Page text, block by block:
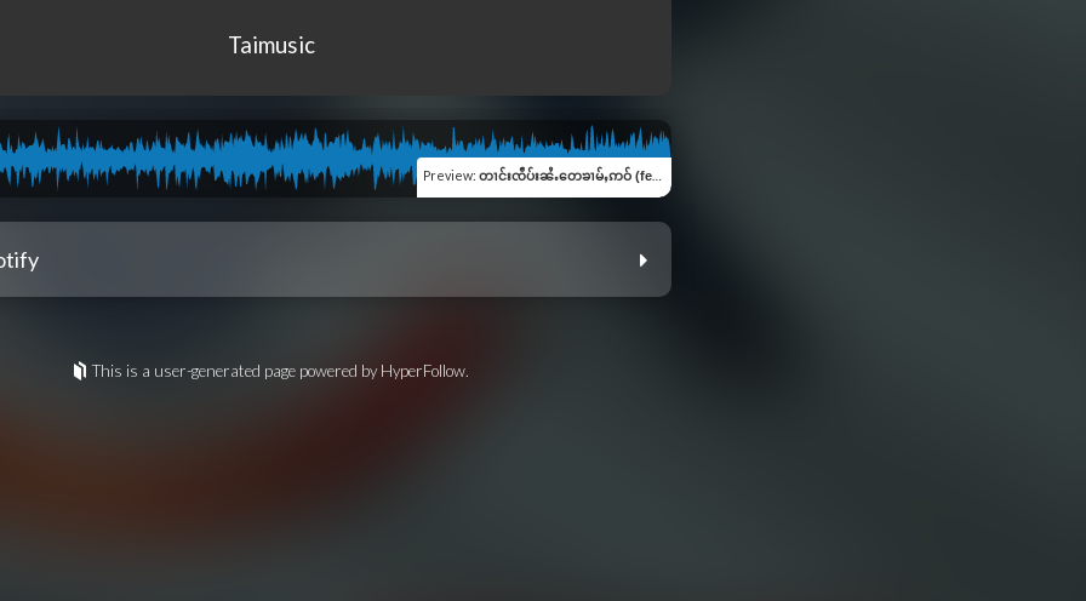
Taimusic
Preview: တၢင်းၸဵပ်းၼႆႉတေၶၢမ်ႇဢဝ် (feat. ၸႆၢးယီႈလႅင်း)
This is a user-generated page powered by HyperFollow.